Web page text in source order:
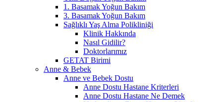
1. Basamak Yoğun Bakım
3. Basamak Yoğun Bakım
Sağlıklı Yaş Alma Polikliniği
Klinik Hakkında
Nasıl Gidilir?
Doktorlarımız
GETAT Birimi
Anne & Bebek
Anne ve Bebek Dostu
Anne Dostu Hastane Kriterleri
Anne Dostu Hastane Ne Demek